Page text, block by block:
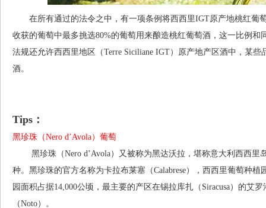
在所有通过的法令之中，有一项条例将西西里IGT原产地桃红葡
收获的葡萄中最多挑选80%的葡萄用来酿造桃红葡萄酒，这一比例
法规还允许西西里地区（Terre Siciliane IGT）原产地产区酒中，某
酒。
Tips：
黑珍珠（Nero d’Avola）葡萄
黑珍珠（Nero d’Avola）又被称为黑达沃拉，堪称意大利西西里
种。黑珍珠的官方名称为卡拉布莱塞（Calabrese），西西里葡萄种
园面积占据14,000公顷，最主要的产区在锡拉库扎（Siracusa）的艾
（Noto）。